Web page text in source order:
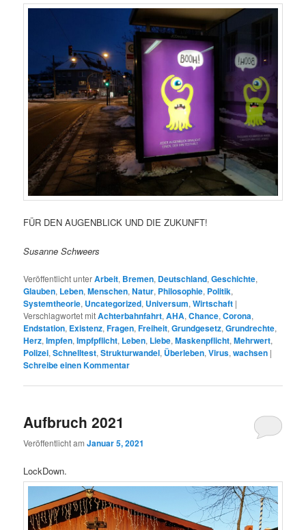
FÜR DEN AUGENBLICK UND DIE ZUKUNFT!
Susanne Schweers
Veröffentlicht unterArbeit, Bremen, Deutschland,Geschichte,
Glauben, Leben,Menschen,Natur, Philosophie, Politik,
Systemtheorie, Uncategorized, Universum,Wirtschaft |
Verschlagwortet mitAchterbahnfahrt,AHA,Chance,Corona,
Endstation, Existenz,Fragen,Freiheit,Grundgesetz,Grundrechte,
Herz,Impfen,Impfpflicht, Leben, Liebe,Maskenpflicht,Mehrwert,
Polizei,Schnelltest,Strukturwandel, Überleben,Virus,wachsen |
Schreibe einen Kommentar
Aufbruch 2021
Veröffentlicht amJanuar 5, 2021
LockDown.